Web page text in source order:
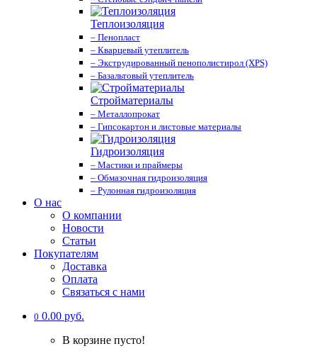
Теплоизоляция
– Пенопласт
– Кварцевый утеплитель
– Экструдированный пенополистирол (XPS)
– Базальтовый утеплитель
Стройматериалы
– Металлопрокат
– Гипсокартон и листовые материалы
Гидроизоляция
– Мастики и праймеры
– Обмазочная гидроизоляция
– Рулонная гидроизоляция
О нас
О компании
Новости
Статьи
Покупателям
Доставка
Оплата
Связаться с нами
0 0.00 руб.
В корзине пусто!